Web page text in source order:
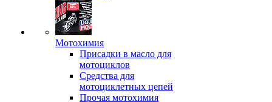
Мотохимия
Присадки в масло для
мотоциклов
Средства для
мотоциклетных цепей
Прочая мотохимия